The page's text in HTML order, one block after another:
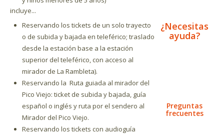
incluye...
Reservando los tickets de un solo trayecto
o de subida y bajada en teleférico; traslado
desde la estación base a la estación
superior del teleférico, con acceso al
mirador de La Rambleta).
Reservando la Ruta guiada al mirador del
Pico Viejo: ticket de subida y bajada, guía
español o inglés y ruta por el sendero al
Mirador del Pico Viejo.
Reservando los tickets con audioguía
¿Necesitas
ayuda?
Preguntas
frecuentes